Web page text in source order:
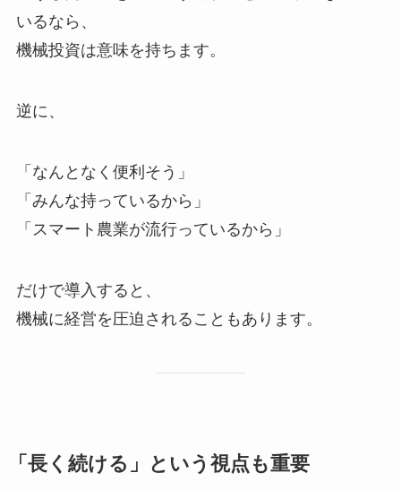
いるなら、
機械投資は意味を持ちます。
逆に、
「なんとなく便利そう」
「みんな持っているから」
「スマート農業が流行っているから」
だけで導入すると、
機械に経営を圧迫されることもあります。
「長く続ける」という視点も重要